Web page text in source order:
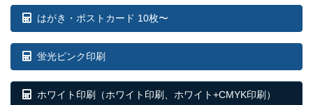
はがき・ポストカード 10枚〜
蛍光ピンク印刷
ホワイト印刷 （ホワイト印刷、ホワイト+CMYK印刷）